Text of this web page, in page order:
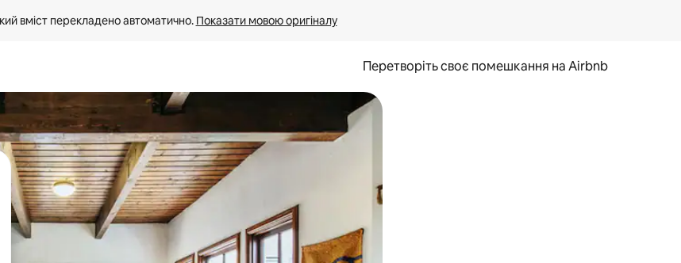
вміст перекладено автоматично. Показати мовою оригіналу
Перетворіть своє помешкання на Airbnb